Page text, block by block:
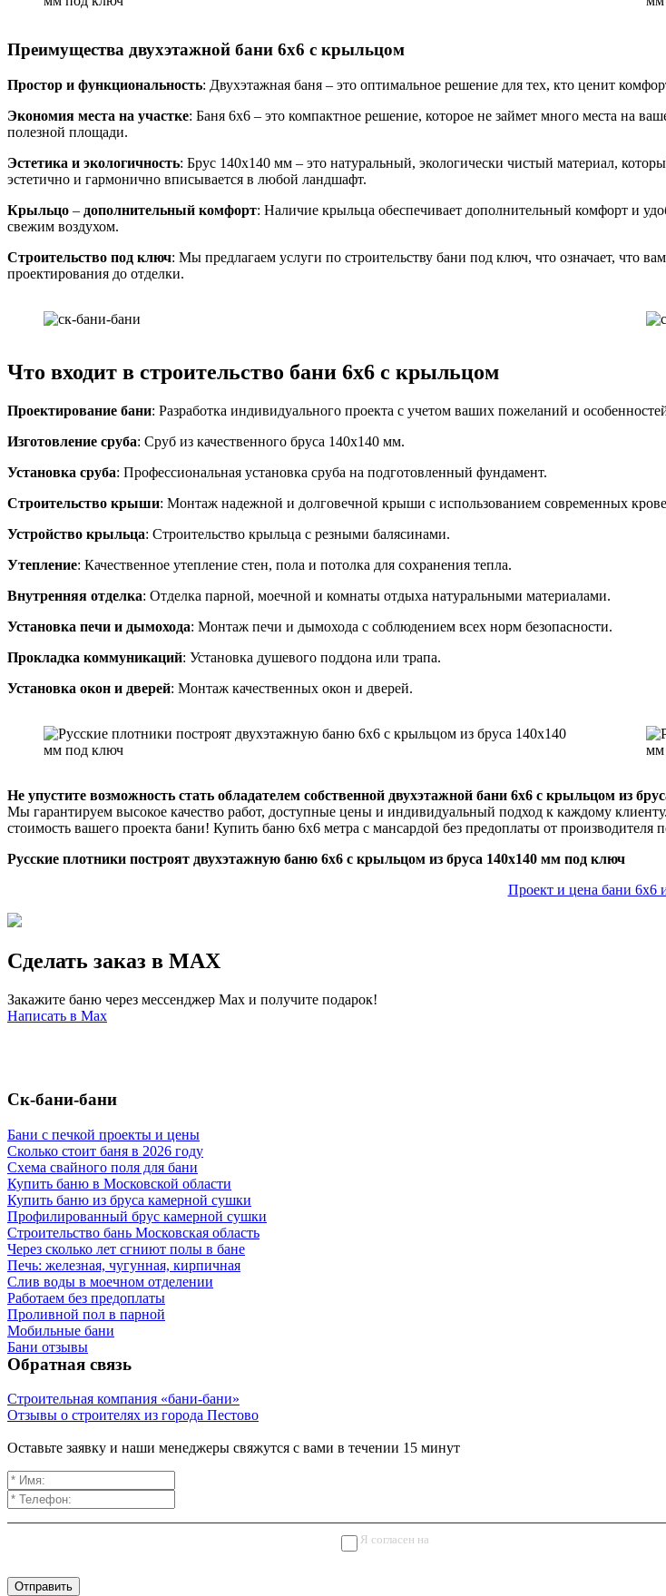
Преимущества двухэтажной бани 6х6 с крыльцом
Простор и функциональность: Двухэтажная баня – это оптимальное решение для тех, кто ценит
Экономия места на участке: Баня 6х6 – это компактное решение, которое не займет много места на
полезной площади.
Эстетика и экологичность: Брус 140х140 мм – это натуральный, экологически чистый материал,
эстетично и гармонично вписывается в любой ландшафт.
Крыльцо – дополнительный комфорт: Наличие крыльца обеспечивает дополнительный комфорт и
свежим воздухом.
Строительство под ключ: Мы предлагаем услуги по строительству бани под ключ, что означает, что
проектирования до отделки.
Что входит в строительство бани 6х6 с крыльцом
Проектирование бани: Разработка индивидуального проекта с учетом ваших пожеланий и
Изготовление сруба: Сруб из качественного бруса 140х140 мм.
Установка сруба: Профессиональная установка сруба на подготовленный фундамент.
Строительство крыши: Монтаж надежной и долговечной крыши с использованием современных
Устройство крыльца: Строительство крыльца с резными балясинами.
Утепление: Качественное утепление стен, пола и потолка для сохранения тепла.
Внутренняя отделка: Отделка парной, моечной и комнаты отдыха натуральными материалами.
Установка печи и дымохода: Монтаж печи и дымохода с соблюдением всех норм безопасности.
Прокладка коммуникаций: Установка душевого поддона или трапа.
Установка окон и дверей: Монтаж качественных окон и дверей.
Не упустите возможность стать обладателем собственной двухэтажной бани 6х6 с крыльцом из
Мы гарантируем высокое качество работ, доступные цены и индивидуальный подход к каждому
стоимость вашего проекта бани! Купить баню 6х6 метра с мансардой без предоплаты от производителя
Русские плотники построят двухэтажную баню 6х6 с крыльцом из бруса 140х140 мм под ключ
Проект и цена бани 6х6
Сделать заказ в MAX
Закажите баню через мессенджер Max и получите подарок!
Написать в Max
Ск-бани-бани
Бани с печкой проекты и цены
Сколько стоит баня в 2026 году
Схема свайного поля для бани
Купить баню в Московской области
Купить баню из бруса камерной сушки
Профилированный брус камерной сушки
Строительство бань Московская область
Через сколько лет сгниют полы в бане
Печь: железная, чугунная, кирпичная
Слив воды в моечном отделении
Работаем без предоплаты
Проливной пол в парной
Мобильные бани
Бани отзывы
Обратная связь
Строительная компания «бани-бани»
Отзывы о строителях из города Пестово
Оставьте заявку и наши менеджеры свяжутся с вами в течении 15 минут
Я согласен на
Отправить